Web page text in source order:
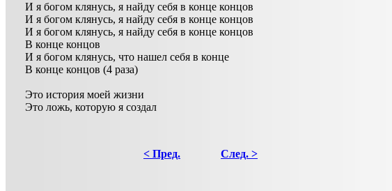
И я богом клянусь, я найду себя в конце концов
И я богом клянусь, я найду себя в конце концов
И я богом клянусь, я найду себя в конце концов
В конце концов
И я богом клянусь, что нашел себя в конце
В конце концов (4 раза)
Это история моей жизни
Это ложь, которую я создал
< Пред. След. >